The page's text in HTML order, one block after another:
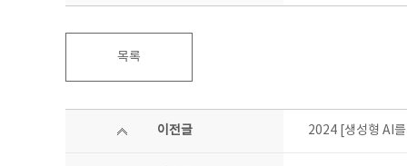
목록
이전글 2024 [생성형 AI